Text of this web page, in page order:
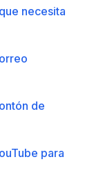
necesita
de
para